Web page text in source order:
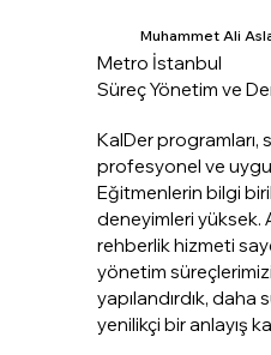
Muhammet Ali
KalDer programları,
profesyonel ve
Eğitmenlerin bilgi
deneyimleri yüksek.
rehberlik hizmeti
yönetim
yapılandırdık, daha
yenilikçi bir anlayış
Metro İstanbul
Süreç Yönetim ve